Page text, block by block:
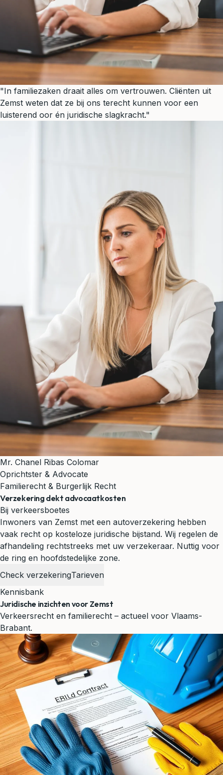
"In familiezaken draait alles om vertrouwen. Cliënten uit
Zemst weten dat ze bij ons terecht kunnen voor een
luisterend oor én juridische slagkracht."
Mr. Chanel Ribas Colomar
Oprichtster & Advocate
Familierecht & Burgerlijk Recht
Verzekering dekt advocaatkosten
Bij verkeersboetes
Inwoners van Zemst met een autoverzekering hebben
vaak recht op kosteloze juridische bijstand. Wij regelen de
afhandeling rechtstreeks met uw verzekeraar. Nuttig voor
de ring en hoofdstedelijke zone.
Check verzekeringTarieven
Kennisbank
Juridische inzichten voor Zemst
Verkeersrecht en familierecht – actueel voor Vlaams-
Brabant.